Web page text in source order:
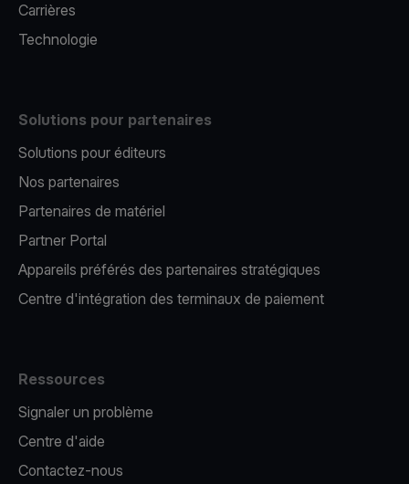
Carrières
Technologie
Solutions pour partenaires
Solutions pour éditeurs​
Nos partenaires​
Partenaires de matériel
Partner Portal
Appareils préférés des partenaires stratégiques
Centre d'intégration des terminaux de paiement
Ressources
Signaler un problème
Centre d'aide
Contactez-nous